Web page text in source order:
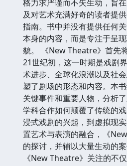
格力求严谨而不失生动，旨
及对艺术充满好奇的读者提
指南。书中并没有提供任何
本身的内容，而是专注于呈
貌。 《New Theatre》首先
21世纪初，这一时期是戏剧
术进步、全球化浪潮以及社
塑了剧场的形态和内容。本
关键事件和重要人物，分析
学科合作如何颠覆了传统的
浸式戏剧的兴起，到虚拟现
置艺术与表演的融合，《
的探讨，并辅以大量生动的
《New Theatre》关注的不